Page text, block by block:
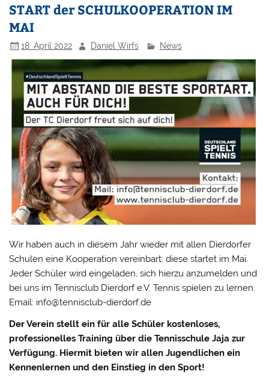
START der SCHULKOOPERATION IM
MAI
18. April 2022 Daniel Wirfs News
Wir haben auch in diesem Jahr wieder mit allen Dierdorfer
Schulen eine Kooperation vereinbart: diese startet im Mai.
Jeder Schüler wird eingeladen, sich hierzu anzumelden und
bei uns im Tennisclub Dierdorf e.V. Tennis spielen zu lernen.
Email: info@tennisclub-dierdorf.de
Der Verein stellt ein für alle Schüler kostenloses,
professionelles Training über die Tennisschule Jaja zur
Verfügung. Hiermit bieten wir allen Jugendlichen ein
Kennenlernen und den Einstieg in den Sport!